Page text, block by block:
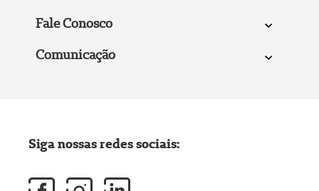
Fale Conosco
Comunicação
Siga nossas redes sociais: